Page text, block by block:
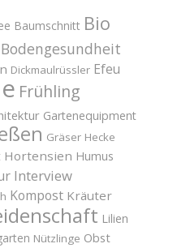
Baumschnitt Bio
Bodengesundheit
Dickmaulrüssler Efeu
Frühling
Gartenequipment
Gräser Hecke
Hortensien Humus
Interview
Kompost Kräuter
Lilien
Nützlinge Obst